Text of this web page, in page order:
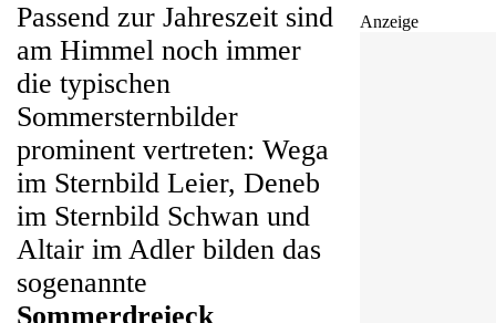
Anzeige
Passend zur Jahreszeit sind
am Himmel noch immer
die typischen
Sommersternbilder
prominent vertreten: Wega
im Sternbild Leier, Deneb
im Sternbild Schwan und
Altair im Adler bilden das
sogenannte
Sommerdreieck